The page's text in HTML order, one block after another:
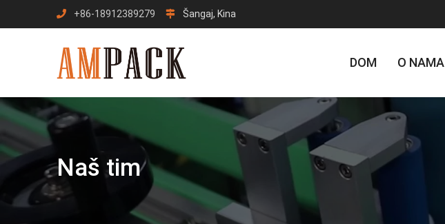
na
+86-18912389279 Šangaj, Kina
DOM O NAMA
Naš tim